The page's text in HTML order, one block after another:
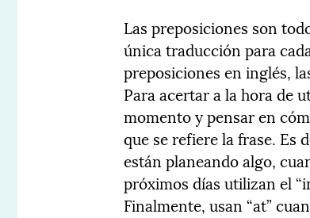
Las preposiciones son
única traducción para
preposiciones en inglés,
Para acertar a la hora de
momento y pensar en
que se refiere la frase. Es
están planeando algo,
próximos días utilizan el
Finalmente, usan “at”